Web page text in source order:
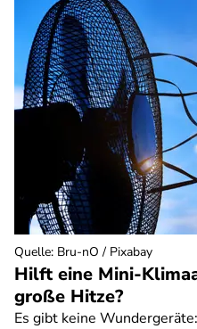
Hilft eine Mini-
große Hitze?
Es gibt keine
Quelle: Bru-nO / Pixabay